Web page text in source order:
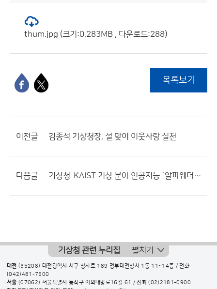
thum.jpg (크기:0.283MB , 다운로드:288)
목록보기
이전글 김종석 기상청장, 설 맞이 이웃사랑 실천
다음글 기상청-KAIST 기상 분야 인공지능 ´알파웨더´ 공동개발 한다
기상청 관련 누리집 펼치기
대전 (35208) 대전광역시 서구 청사로 189 정부대전청사 1동 11~14층 / 전화
(042)481-7500
서울 (07062) 서울특별시 동작구 여의대방로16길 61 / 전화(02)2181-0900